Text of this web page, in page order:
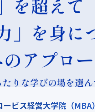
ービス経営大学院（MBA）